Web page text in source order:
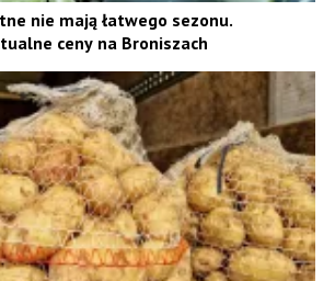
nie mają łatwego sezonu.
ceny na Broniszach